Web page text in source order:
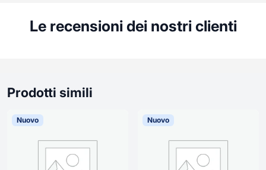
Le recensioni dei nostri clienti
Prodotti simili
Nuovo Nuovo